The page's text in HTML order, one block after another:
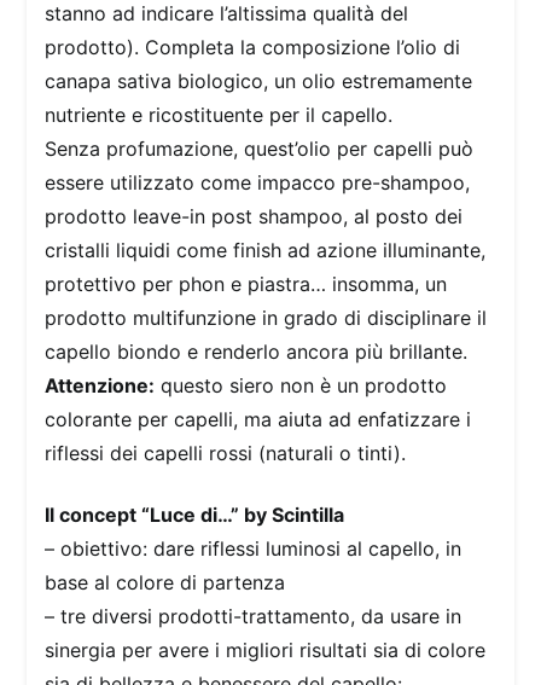
stanno ad indicare l’altissima qualità del
prodotto). Completa la composizione l’olio di
canapa sativa biologico, un olio estremamente
nutriente e ricostituente per il capello.
Senza profumazione, quest’olio per capelli può
essere utilizzato come impacco pre-shampoo,
prodotto leave-in post shampoo, al posto dei
cristalli liquidi come finish ad azione illuminante,
protettivo per phon e piastra… insomma, un
prodotto multifunzione in grado di disciplinare il
capello biondo e renderlo ancora più brillante.
Attenzione: questo siero non è un prodotto
colorante per capelli, ma aiuta ad enfatizzare i
riflessi dei capelli rossi (naturali o tinti).
Il concept “Luce di…” by Scintilla
– obiettivo: dare riflessi luminosi al capello, in
base al colore di partenza
– tre diversi prodotti-trattamento, da usare in
sinergia per avere i migliori risultati sia di colore